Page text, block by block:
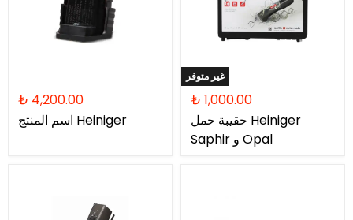
₺ 4,200.00
اسم المنتج Heiniger
غير متوفر
₺ 1,000.00
حقيبة حمل Heiniger
Saphir و Opal